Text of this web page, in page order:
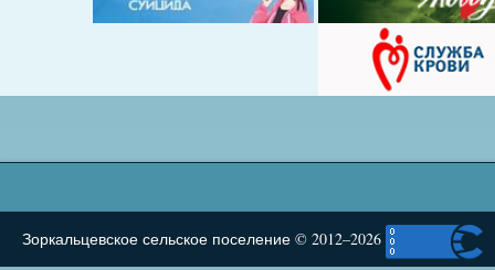
Зоркальцевское сельское поселение © 2012–2026